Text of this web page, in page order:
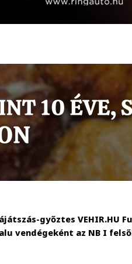
győztes VEHIR.HU
vendégeként az NB I